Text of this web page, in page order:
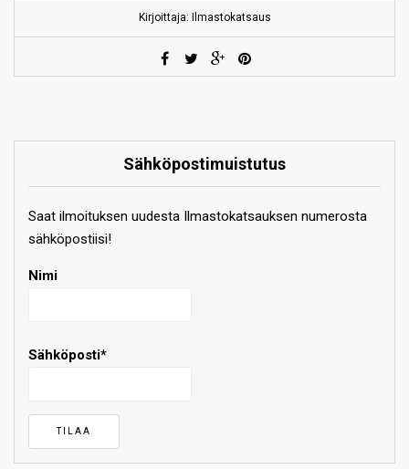
Kirjoittaja: Ilmastokatsaus
Sähköpostimuistutus
Saat ilmoituksen uudesta Ilmastokatsauksen numerosta
sähköpostiisi!
Nimi
Sähköposti*